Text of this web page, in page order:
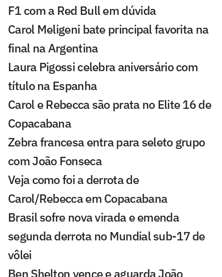
F1 com a Red Bull em dúvida
Carol Meligeni bate principal favorita na
final na Argentina
Laura Pigossi celebra aniversário com
título na Espanha
Carol e Rebecca são prata no Elite 16 de
Copacabana
Zebra francesa entra para seleto grupo
com João Fonseca
Veja como foi a derrota de
Carol/Rebecca em Copacabana
Brasil sofre nova virada e emenda
segunda derrota no Mundial sub-17 de
vôlei
Ben Shelton vence e aguarda João